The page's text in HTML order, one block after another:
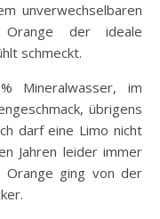
unverwechselbaren
Orange der ideale
schmeckt.
Mineralwasser, im
übrigens
darf eine Limo nicht
Jahren leider immer
Orange ging von der